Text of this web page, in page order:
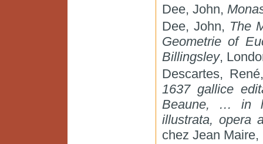
Dee, John,
Dee, John, The
Geometrie of
Billingsley,
Descartes,
1637 gallice
Beaune, … in
illustrata, opera
chez Jean Maire,